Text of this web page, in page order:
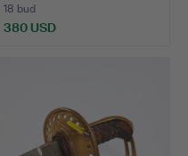
18 bud
380 USD